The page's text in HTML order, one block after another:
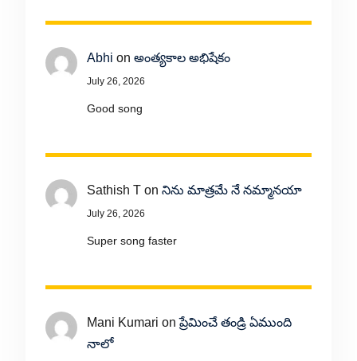
Abhi on అంత్యకాల అభిషేకం
July 26, 2026
Good song
Sathish Ton నిను మాత్రమే నే నమ్మానయా
July 26, 2026
Super song faster
Mani Kumari onప్రేమించే తండ్రి ఏముంది
నాలో